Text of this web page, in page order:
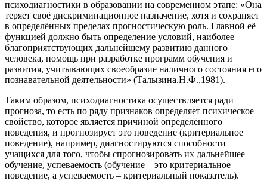
психодиагностики в образовании на современном этапе: «Она
теряет своё дискриминационное назначение, хотя и сохраняет
в определённых пределах прогностическую роль. Главной её
функцией должно быть определение условий, наиболее
благоприятствующих дальнейшему развитию данного
человека, помощь при разработке программ обучения и
развития, учитывающих своеобразие наличного состояния его
познавательной деятельности» (Талызина.Н.Ф.,1981).
Таким образом, психодиагностика осуществляется ради
прогноза, то есть по ряду признаков определяет психическое
свойство, которое является причиной определённого
поведения, и прогнозирует это поведение (критериальное
поведение), например, диагностируются способности
учащихся для того, чтобы спрогнозировать их дальнейшее
обучение, успеваемость (обучение – это критериальное
поведение, а успеваемость – критериальный показатель).